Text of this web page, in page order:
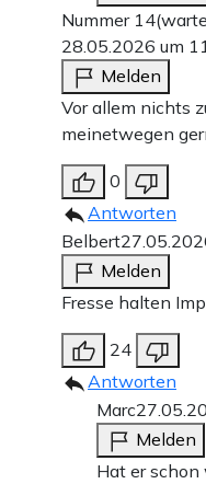
Nummer
28.05.2026 um
Melden
Vor allem nichts
meinetwegen
0
Antworten
Belbert
Melden
Fresse halten
24
Antworten
Marc
Melden
Hat er